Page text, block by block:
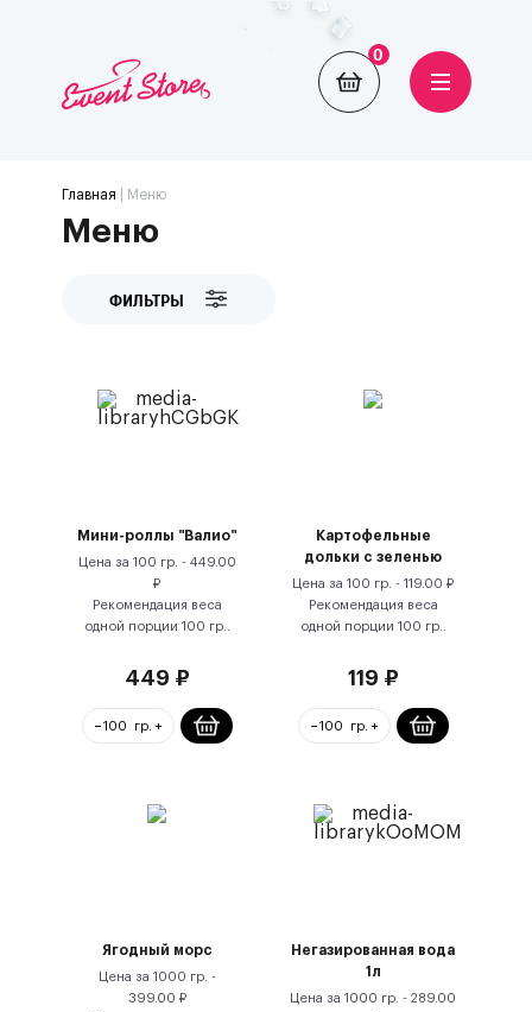
0
Главная | Меню
Меню
ФИЛЬТРЫ
Мини-роллы "Валио"
Цена за 100 гр. - 449.00
₽
Рекомендация веса
одной порции 100 гр.
449 ₽
Картофельные
дольки с зеленью
Цена за 100 гр. - 119.00 ₽
Рекомендация веса
одной порции 100 гр.
119 ₽
Ягодный морс
Цена за 1000 гр. -
399.00 ₽
Негазированная вода
1л
Цена за 1000 гр. - 289.00